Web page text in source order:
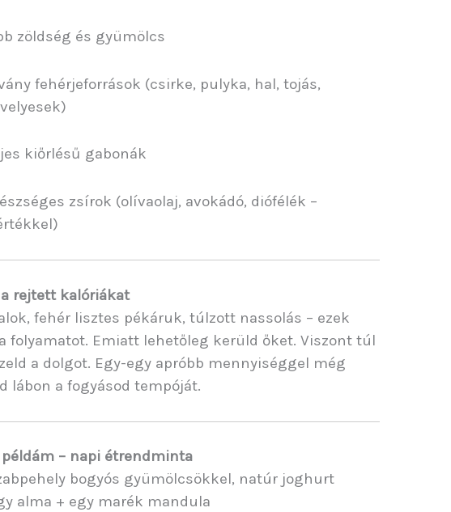
zöldség és gyümölcs
fehérjeforrások (csirke, pulyka, hal, tojás,
kiőrlésű gabonák
zsírok (olívaolaj, avokádó, diófélék –
rejtett kalóriákat
fehér lisztes pékáruk, túlzott nassolás – ezek
folyamatot. Emiatt lehetőleg kerüld őket. Viszont túl
a dolgot. Egy-egy apróbb mennyiséggel még
lábon a fogyásod tempóját.
– napi étrendminta
bogyós gyümölcsökkel, natúr joghurt
alma + egy marék mandula